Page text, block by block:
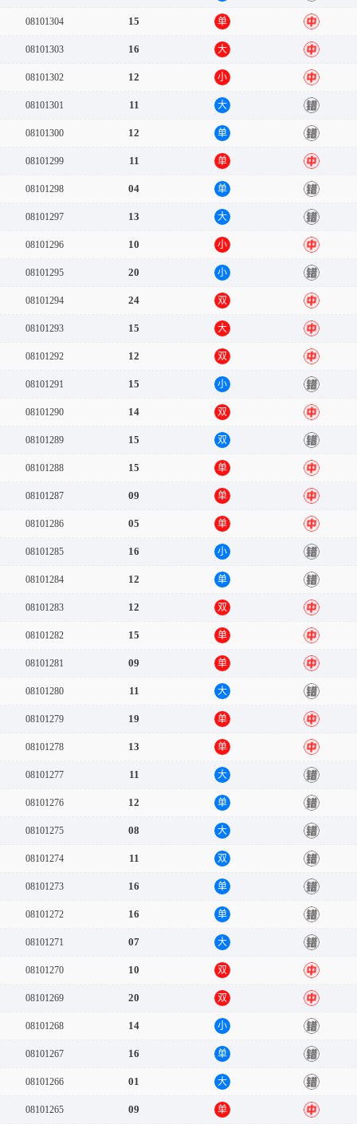
08101304 15 单 中
08101303 16 大 中
08101302 12 小 中
08101301 11 大 错
08101300 12 单 错
08101299 11 单 中
08101298 04 单 错
08101297 13 大 错
08101296 10 小 中
08101295 20 小 错
08101294 24 双 中
08101293 15 大 中
08101292 12 双 中
08101291 15 小 错
08101290 14 双 中
08101289 15 双 错
08101288 15 单 中
08101287 09 单 中
08101286 05 单 中
08101285 16 小 错
08101284 12 单 错
08101283 12 双 中
08101282 15 单 中
08101281 09 单 中
08101280 11 大 错
08101279 19 单 中
08101278 13 单 中
08101277 11 大 错
08101276 12 单 错
08101275 08 大 错
08101274 11 双 错
08101273 16 单 错
08101272 16 单 错
08101271 07 大 错
08101270 10 双 中
08101269 20 双 中
08101268 14 小 错
08101267 16 单 错
08101266 01 大 错
08101265 09 单 中